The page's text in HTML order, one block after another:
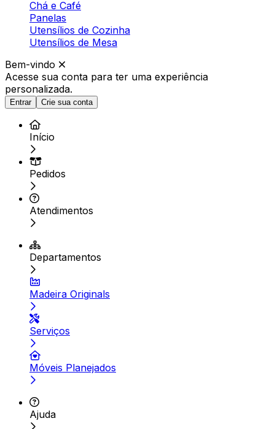
Chá e Café
Panelas
Utensílios de Cozinha
Utensílios de Mesa
Bem-vindo
Acesse sua conta para ter uma experiência
personalizada.
Entrar Crie sua conta
Início
Pedidos
Atendimentos
Departamentos
Madeira Originals
Serviços
Móveis Planejados
Ajuda